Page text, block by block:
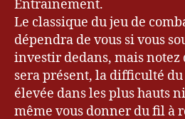
Entrainement.
Le classique du jeu de
dépendra de vous si vous
investir dedans, mais notez
sera présent, la difficulté
élevée dans les plus hauts
même vous donner du fil à